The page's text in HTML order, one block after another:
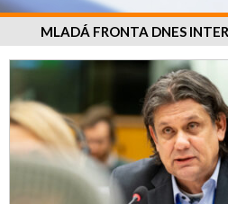
MLADÁ FRONTA DNES